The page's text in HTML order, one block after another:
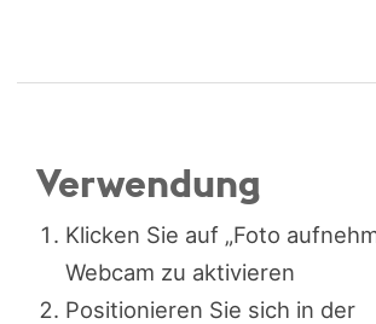
Verwendung
Klicken Sie auf „Foto
Webcam zu aktivieren
Positionieren Sie sich in der